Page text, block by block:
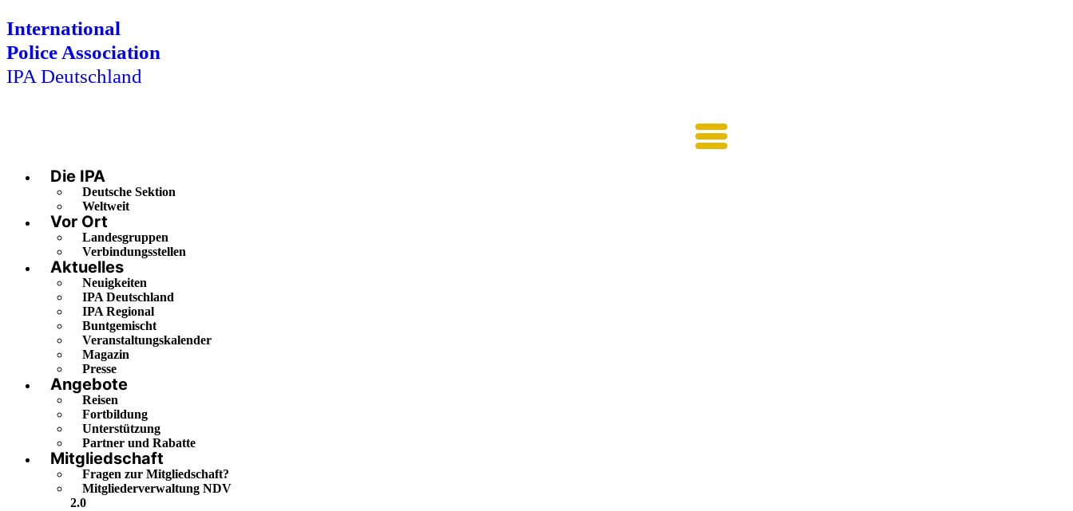
International
Police Association
IPA Deutschland
Main
Menu
Die IPA
Deutsche Sektion
Weltweit
Vor Ort
Landesgruppen
Verbindungsstellen
Aktuelles
Neuigkeiten
IPA Deutschland
IPA Regional
Buntgemischt
Veranstaltungskalender
Magazin
Presse
Angebote
Reisen
Fortbildung
Unterstützung
Partner und Rabatte
Mitgliedschaft
Fragen zur Mitgliedschaft?
Mitgliederverwaltung NDV
2.0